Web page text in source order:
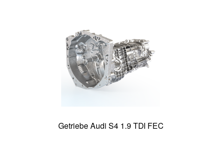
Getriebe Audi S4 1.9 TDI FEC